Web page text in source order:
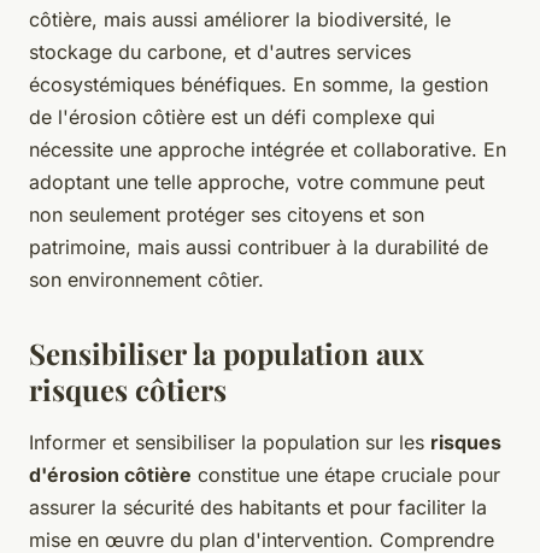
côtière, mais aussi améliorer la biodiversité, le
stockage du carbone, et d'autres services
écosystémiques bénéfiques. En somme, la gestion
de l'érosion côtière est un défi complexe qui
nécessite une approche intégrée et collaborative. En
adoptant une telle approche, votre commune peut
non seulement protéger ses citoyens et son
patrimoine, mais aussi contribuer à la durabilité de
son environnement côtier.
Sensibiliser la population aux
risques côtiers
Informer et sensibiliser la population sur les risques
d'érosion côtière constitue une étape cruciale pour
assurer la sécurité des habitants et pour faciliter la
mise en œuvre du plan d'intervention. Comprendre